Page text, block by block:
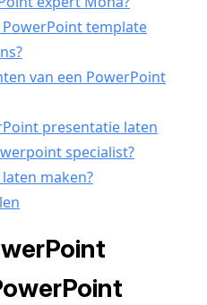
template
van een PowerPoint
presentatie laten
specialist?
maken?